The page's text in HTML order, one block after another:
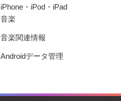
iPhone・iPod・iPad
音楽
音楽関連情報
Androidデータ管理